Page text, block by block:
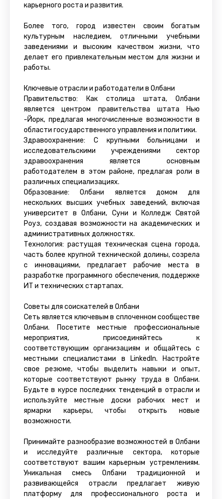
карьерного роста и развития.
Более того, город известен своим богатым
культурным наследием, отличными учебными
заведениями и высоким качеством жизни, что
делает его привлекательным местом для жизни и
работы.
Ключевые отрасли и работодатели в Олбани
Правительство: Как столица штата, Олбани
является центром правительства штата Нью
-Йорк, предлагая многочисленные возможности в
области государственного управления и политики.
Здравоохранение: С крупными больницами и
исследовательскими учреждениями сектор
здравоохранения является основным
работодателем в этом районе, предлагая роли в
различных специализациях.
Образование: Олбани является домом для
нескольких высших учебных заведений, включая
университет в Олбани, Суни и Колледж Святой
Роуз, создавая возможности на академических и
административных должностях.
Технология: растущая техническая сцена города,
часть более крупной технической долины, созрела
с инновациями, предлагает рабочие места в
разработке программного обеспечения, поддержке
ИТ и технических стартапах.
Советы для соискателей в Олбани
Сеть является ключевым в сплоченном сообществе
Олбани. Посетите местные профессиональные
мероприятия, присоединяйтесь к
соответствующим организациям и общайтесь с
местными специалистами в LinkedIn. Настройте
свое резюме, чтобы выделить навыки и опыт,
которые соответствуют рынку труда в Олбани.
Будьте в курсе последних тенденций в отрасли и
используйте местные доски рабочих мест и
ярмарки карьеры, чтобы открыть новые
возможности.
Принимайте разнообразие возможностей в Олбани
и исследуйте различные сектора, которые
соответствуют вашим карьерным устремлениям.
Уникальная смесь Олбани традиционной и
развивающейся отрасли предлагает живую
платформу для профессионального роста и